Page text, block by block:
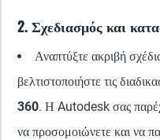
2. Σχεδιασμός και
Αναπτύξτε ακριβή
βελτιστοποιήστε τις
360. Η Autodesk σας
να προσομοιώνετε και να